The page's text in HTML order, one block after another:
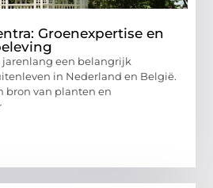
Groenexpertise en
jarenlang een belangrijk
in Nederland en België.
bron van planten en